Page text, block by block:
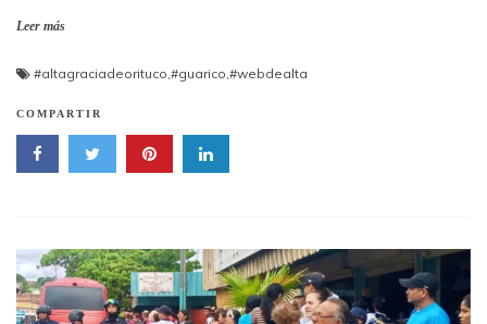
Leer más
#altagraciadeorituco,#guarico,#webdealta
COMPARTIR